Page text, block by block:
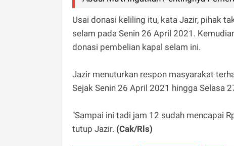
Usai donasi keliling itu, kata Jazir, pihak
selam pada Senin 26 April 2021.
donasi pembelian kapal selam ini.
Jazir menuturkan respon masyarakat
Sejak Senin 26 April 2021 hingga Selasa
"Sampai ini tadi jam 12 sudah mencapai
tutup Jazir. (Cak/Rls)